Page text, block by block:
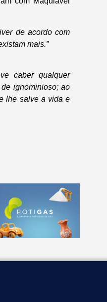
de acordo com
mais.”
caber qualquer
ignominioso; ao
lhe salve a vida e